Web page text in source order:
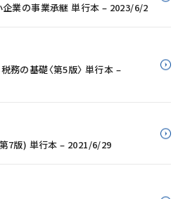
業の事業承継 単行本 – 2023/6/2
務の基礎〈第5版〉 単行本 –
7版) 単行本 – 2021/6/29